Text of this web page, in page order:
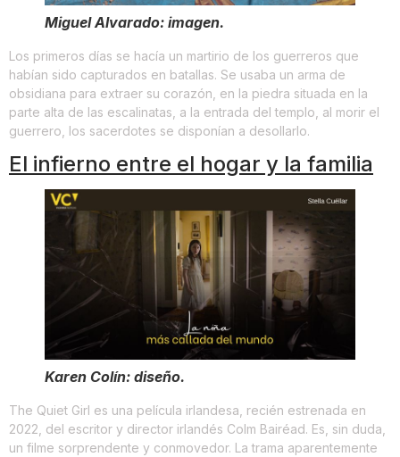
Miguel Alvarado: imagen.
Los primeros días se hacía un martirio de los guerreros que
habían sido capturados en batallas. Se usaba un arma de
obsidiana para extraer su corazón, en la piedra situada en la
parte alta de las escalinatas, a la entrada del templo, al morir el
guerrero, los sacerdotes se disponían a desollarlo.
El infierno entre el hogar y la familia
Karen Colín: diseño.
The Quiet Girl es una película irlandesa, recién estrenada en
2022, del escritor y director irlandés Colm Bairéad. Es, sin duda,
un filme sorprendente y conmovedor. La trama aparentemente